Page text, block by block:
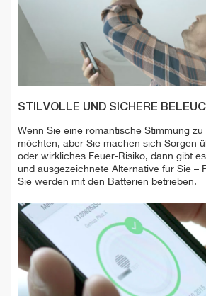
STILVOLLE UND SICHERE
Wenn Sie eine romantische Stimmung zu
möchten, aber Sie machen sich Sorgen
oder wirkliches Feuer-Risiko, dann gibt
und ausgezeichnete Alternative für Sie –
Sie werden mit den Batterien betrieben.